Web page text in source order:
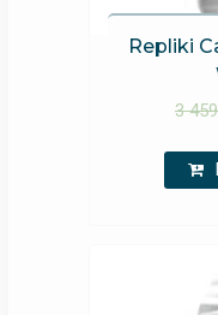
Repliki
3